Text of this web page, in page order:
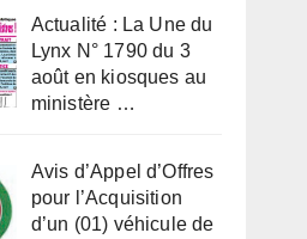
Actualité : La Une du
Lynx N° 1790 du 3
août en kiosques au
ministère …
Avis d’Appel d’Offres
pour l’Acquisition
d’un (01) véhicule de